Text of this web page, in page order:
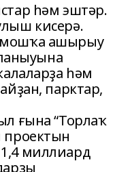
һәм эштәр.
кисерә.
ашырыу
һәм
парктар,
ғына “Торлаҡ
проектын
миллиард